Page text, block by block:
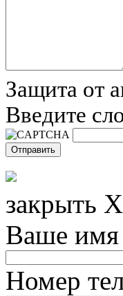
Защита от
Введите
закрыть X
Ваше имя
Номер